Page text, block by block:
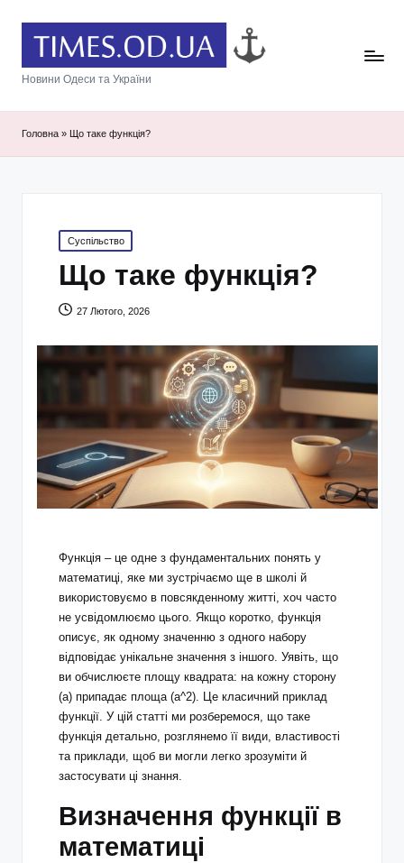
Новини Одеси та України
Головна » Що таке функція?
Posted
in
Суспільство
Що таке функція?
27 Лютого, 2026
Функція – це одне з фундаментальних понять у
математиці, яке ми зустрічаємо ще в школі й
використовуємо в повсякденному житті, хоч часто
не усвідомлюємо цього. Якщо коротко, функція
описує, як одному значенню з одного набору
відповідає унікальне значення з іншого. Уявіть, що
ви обчислюєте площу квадрата: на кожну сторону
(a) припадає площа (a^2). Це класичний приклад
функції. У цій статті ми розберемося, що таке
функція детально, розглянемо її види, властивості
та приклади, щоб ви могли легко зрозуміти й
застосувати ці знання.
Визначення функції в
математиці